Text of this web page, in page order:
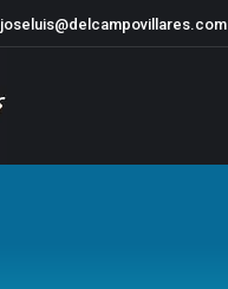
joseluis@delcampovillares.com